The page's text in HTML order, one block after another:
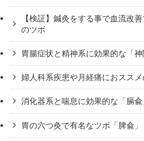
【検証】鍼灸をする事で血流改
のツボ
胃腸症状と精神系に効果的な「神
婦人科系疾患や月経痛におススメ
消化器系と喘息に効果的な「膈兪
胃の六つ灸で有名なツボ「脾兪」